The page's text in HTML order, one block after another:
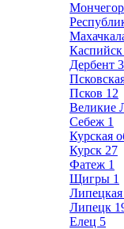
Каспийск
Дербент 3
Псков 12
Великие
Себеж 1
Курская
Курск 27
Фатеж 1
Щигры 1
Липецкая
Липецк
Елец 5